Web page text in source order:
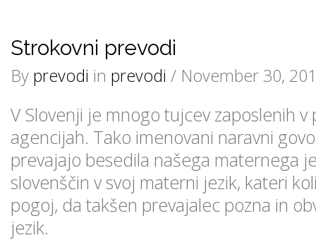
Strokovni prevodi
By prevodi in prevodi / November 30,
V Slovenji je mnogo tujcev zaposlenih v
agencijah. Tako imenovani naravni
prevajajo besedila našega maternega
slovenščin v svoj materni jezik, kateri
pogoj, da takšen prevajalec pozna in
jezik.